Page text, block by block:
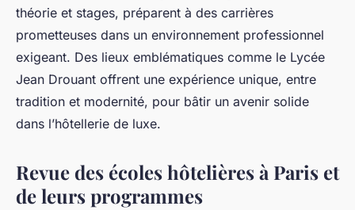
Alicia•21 août 2025 •8 min de lecture
théorie et stages, préparent à des carrières
prometteuses dans un environnement professionnel
exigeant. Des lieux emblématiques comme le Lycée
Jean Drouant offrent une expérience unique, entre
tradition et modernité, pour bâtir un avenir solide
dans l’hôtellerie de luxe.
Revue des écoles hôtelières à Paris et
de leurs programmes